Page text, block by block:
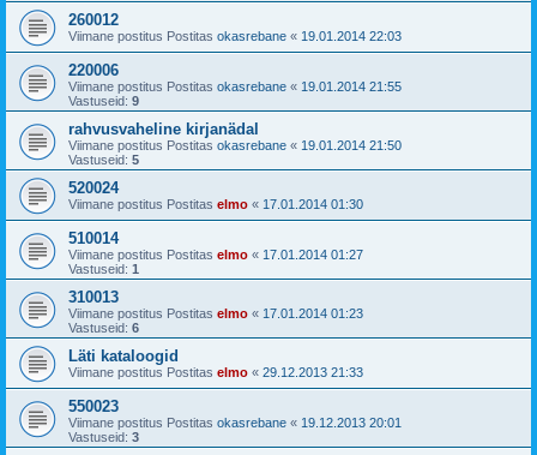
260012
Viimane postitus Postitas okasrebane « 19.01.2014 22:03
220006
Viimane postitus Postitas okasrebane « 19.01.2014 21:55
Vastuseid: 9
rahvusvaheline kirjanädal
Viimane postitus Postitas okasrebane « 19.01.2014 21:50
Vastuseid: 5
520024
Viimane postitus Postitas elmo « 17.01.2014 01:30
510014
Viimane postitus Postitas elmo « 17.01.2014 01:27
Vastuseid: 1
310013
Viimane postitus Postitas elmo « 17.01.2014 01:23
Vastuseid: 6
Läti kataloogid
Viimane postitus Postitas elmo « 29.12.2013 21:33
550023
Viimane postitus Postitas okasrebane « 19.12.2013 20:01
Vastuseid: 3